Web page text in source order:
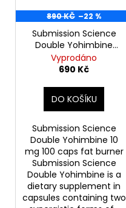
890 KČ –22 %
Submission Science
Double Yohimbine
10mg 100 caps
Vyprodáno
690 Kč
DO KOŠÍKU
Submission Science
Double Yohimbine 10
mg 100 caps fat burner
Submission Science
Double Yohimbine is a
dietary supplement in
capsules containing two